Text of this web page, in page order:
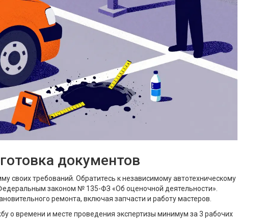
документов
своих требований. Обратитесь к независимому автотехническому
законом № 135-ФЗ «Об оценочной деятельности».
ремонта, включая запчасти и работу мастеров.
о времени и месте проведения экспертизы минимум за 3 рабочих